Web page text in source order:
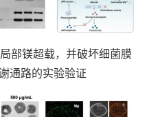
部镁超载，并破坏细菌膜
通路的实验验证